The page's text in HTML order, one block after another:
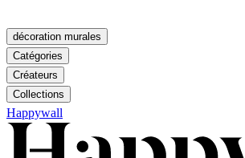
décoration murales
Catégories
Créateurs
Collections
Happywall